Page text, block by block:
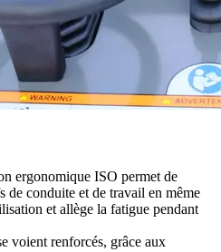
ergonomique ISO permet de
de conduite et de travail en même
et allège la fatigue pendant
voient renforcés, grâce aux